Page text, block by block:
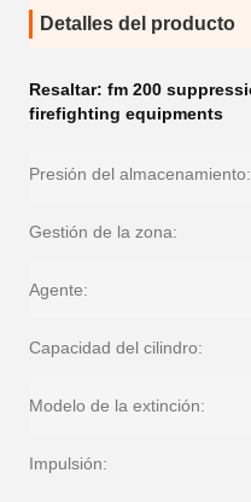
Detalles del producto
Resaltar: fm 200
firefighting equipments
Presión del almacenamiento:
Gestión de la zona:
Agente:
Capacidad del cilindro:
Modelo de la extinción:
Impulsión: